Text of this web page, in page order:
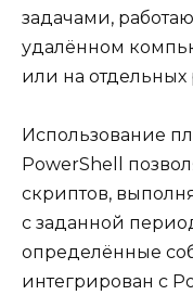
задачами,
удалённом
или на отдельных
Использование
PowerShell
скриптов,
с заданной
определённые
интегрирован с